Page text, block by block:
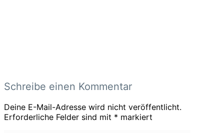
Schreibe einen Kommentar
Deine E-Mail-Adresse wird nicht veröffentlicht.
Erforderliche Felder sind mit * markiert